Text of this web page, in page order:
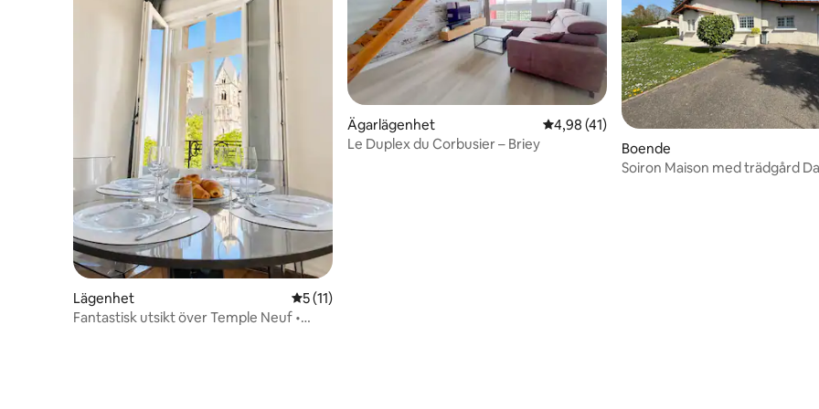
Lägenhet 5 av 5 i genomsnittligt betyg, 11 omdömen
5 (11)
Fantastisk utsikt över Temple Neuf •
Ägarlägenhet 4,98 av 5 i genomsnittligt betyg, 41
4,98 (41)
Le Duplex du Corbusier – Briey
Boende
Soiron Maison med trädgård